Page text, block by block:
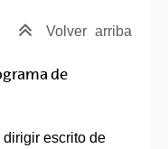
Volver arriba
de
escrito de